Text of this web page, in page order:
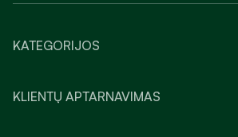
KATEGORIJOS
KLIENTŲ APTARNAVIMAS